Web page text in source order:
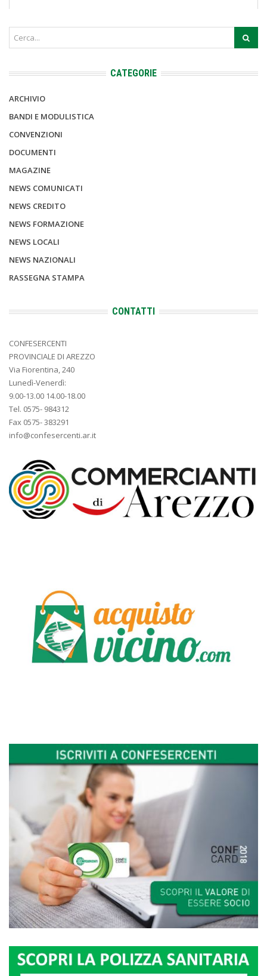
CATEGORIE
ARCHIVIO
BANDI E MODULISTICA
CONVENZIONI
DOCUMENTI
MAGAZINE
NEWS COMUNICATI
NEWS CREDITO
NEWS FORMAZIONE
NEWS LOCALI
NEWS NAZIONALI
RASSEGNA STAMPA
CONTATTI
CONFESERCENTI
PROVINCIALE DI AREZZO
Via Fiorentina, 240
Lunedì-Venerdì:
9.00-13.00 14.00-18.00
Tel. 0575- 984312
Fax 0575- 383291
info@confesercenti.ar.it